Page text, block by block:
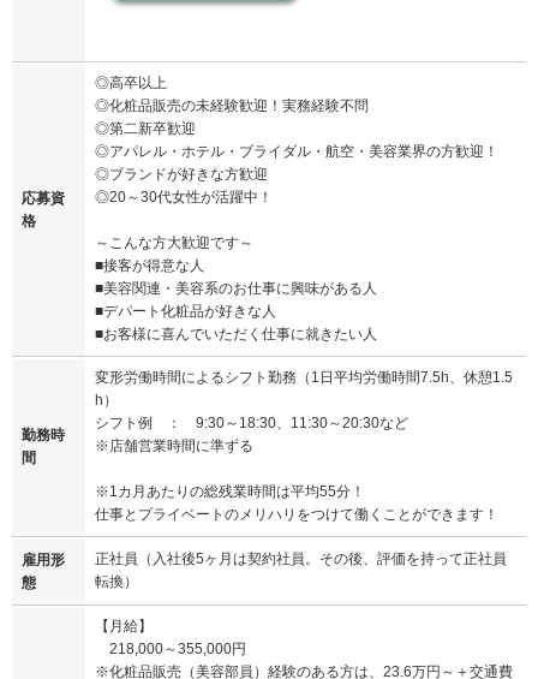
応募資
格
◎高卒以上
◎化粧品販売の未経験歓迎！実務経験不問
◎第二新卒歓迎
◎アパレル・ホテル・ブライダル・航空・美容業界の方歓迎！
◎ブランドが好きな方歓迎
◎20～30代女性が活躍中！
～こんな方大歓迎です～
■接客が得意な人
■美容関連・美容系のお仕事に興味がある人
■デパート化粧品が好きな人
■お客様に喜んでいただく仕事に就きたい人
勤務時
間
変形労働時間によるシフト勤務（1日平均労働時間7.5h、休憩1.5
h）
シフト例 ： 9:30～18:30、11:30～20:30など
※店舗営業時間に準ずる
※1カ月あたりの総残業時間は平均55分！
仕事とプライベートのメリハリをつけて働くことができます！
雇用形
態
正社員（入社後5ヶ月は契約社員。その後、評価を持って正社員
転換）
【月給】
218,000～355,000円
※化粧品販売（美容部員）経験のある方は、23.6万円～＋交通費